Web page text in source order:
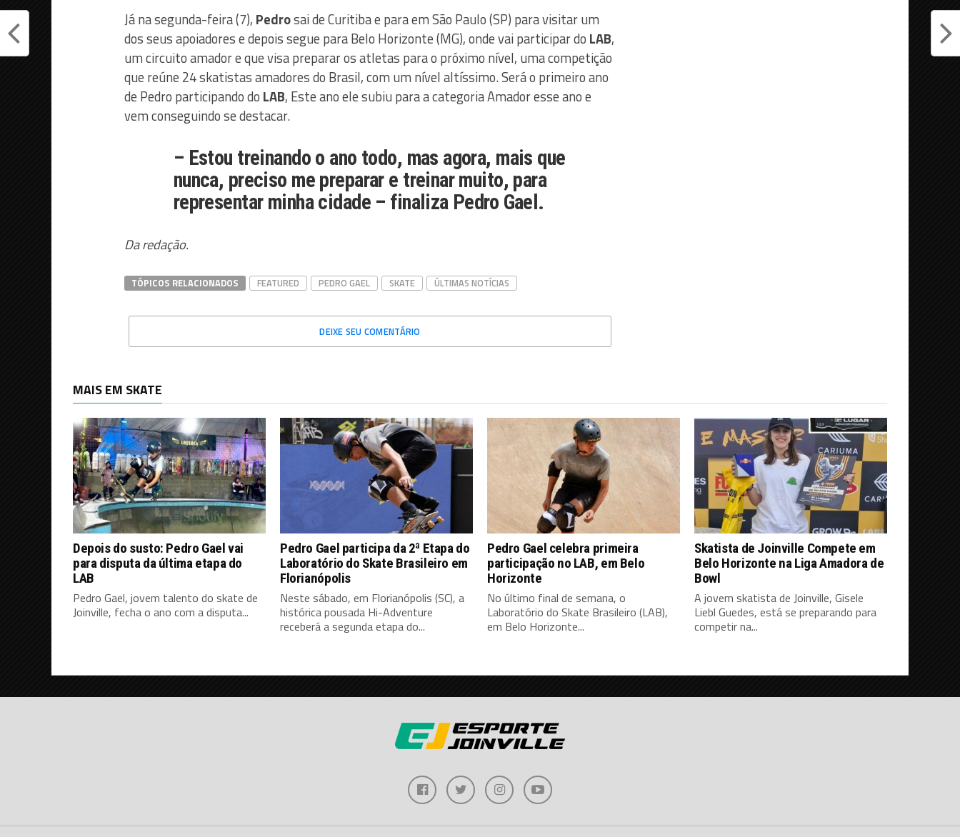
Já na segunda-feira (7), Pedrosai de Curitiba e para em São Paulo (SP) para visitar um
dos seus apoiadores e depois segue para Belo Horizonte (MG), onde vai participar do LAB,
um circuito amador e que visa preparar os atletas para o próximo nível, uma competição
que reúne 24 skatistas amadores do Brasil, com um nível altíssimo. Será o primeiro ano
de Pedro participando do LAB, Este ano ele subiu para a categoria Amador esse ano e
vem conseguindo se destacar.
– Estou treinando o ano todo, mas agora, mais que
nunca, preciso me preparar e treinar muito, para
representar minha cidade – finaliza Pedro Gael.
Da redação.
TÓPICOS RELACIONADOS FEATURED PEDRO GAEL SKATE ÚLTIMAS NOTÍCIAS
DEIXE SEU COMENTÁRIO
MAIS EM SKATE
Depois do susto: Pedro Gael vai
para disputa da última etapa do
LAB
Pedro Gael, jovem talento do skate de
Joinville, fecha o ano com a disputa...
Pedro Gael participa da 2ª Etapa do
Laboratório do Skate Brasileiro em
Florianópolis
Neste sábado, em Florianópolis (SC), a
histórica pousada Hi-Adventure
receberá a segunda etapa do...
Pedro Gael celebra primeira
participação no LAB, em Belo
Horizonte
No último final de semana, o
Laboratório do Skate Brasileiro (LAB),
em Belo Horizonte...
Skatista de Joinville Compete em
Belo Horizonte na Liga Amadora de
Bowl
A jovem skatista de Joinville, Gisele
Liebl Guedes, está se preparando para
competir na...